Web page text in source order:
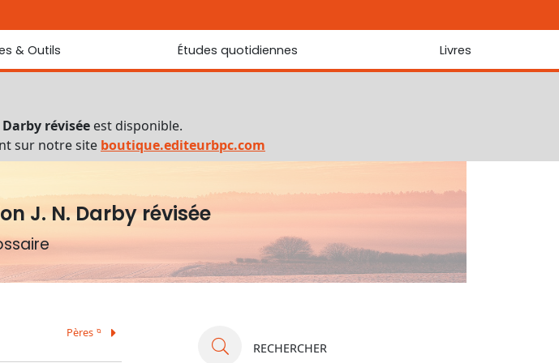
& Outils
révisée
Darby
interlinéaire
Dictionnaire français du Nouveau Testament
Nouveau Testament
Études quotidiennes Livres
Bibliothèque
Darby révisée est disponible.
sur notre site boutique.editeurbpc.com
J. N. Darby révisée
Pères B
RECHERCHER